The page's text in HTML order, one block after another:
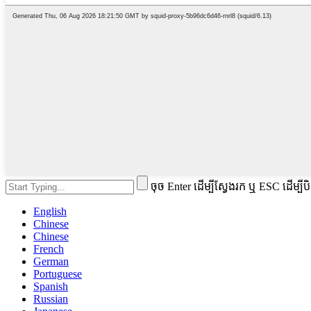
ចុច Enter ដើម្បីស្វែងរក ឬ ESC ដើម្បី
English
Chinese
Chinese
French
German
Portuguese
Spanish
Russian